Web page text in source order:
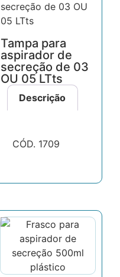
secreção de 03 OU
05 LTts
Tampa para
aspirador de
secreção de 03
OU 05 LTts
Descrição
CÓD. 1709